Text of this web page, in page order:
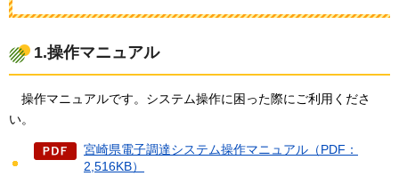
1.操作マニュアル
操作マニュアルです。システム操作に困った際にご利用くださ
い。
宮崎県電子調達システム操作マニュアル（PDF：
2,516KB）